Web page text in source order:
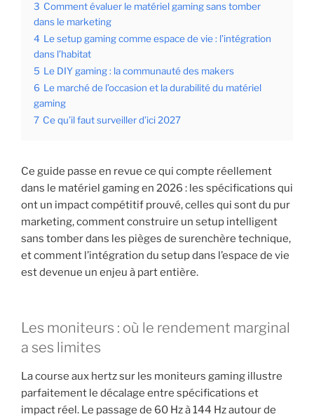
3 Comment évaluer le matériel gaming sans tomber
dans le marketing
4 Le setup gaming comme espace de vie : l’intégration
dans l’habitat
5 Le DIY gaming : la communauté des makers
6 Le marché de l’occasion et la durabilité du matériel
gaming
7 Ce qu’il faut surveiller d’ici 2027
Ce guide passe en revue ce qui compte réellement
dans le matériel gaming en 2026 : les spécifications qui
ont un impact compétitif prouvé, celles qui sont du pur
marketing, comment construire un setup intelligent
sans tomber dans les pièges de surenchère technique,
et comment l’intégration du setup dans l’espace de vie
est devenue un enjeu à part entière.
Les moniteurs : où le rendement marginal
a ses limites
La course aux hertz sur les moniteurs gaming illustre
parfaitement le décalage entre spécifications et
impact réel. Le passage de 60 Hz à 144 Hz autour de